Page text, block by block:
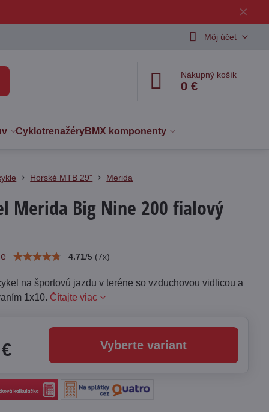
✕
Môj účet
Nákupný košík
0 €
CyklotrenažéryBMX komponenty
Horské MTB 29" Merida
Merida Big Nine 200 fialový
4.71/5 (7x)
na športovú jazdu v teréne so vzduchovou vidlicou a
1x10. Čítajte viac
Vyberte variant